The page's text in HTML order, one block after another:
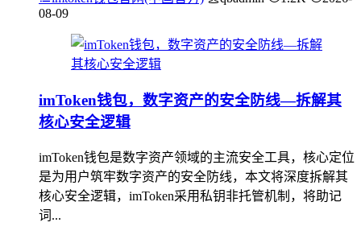
08-09
imToken钱包，数字资产的安全防线—拆解其
核心安全逻辑
imToken钱包是数字资产领域的主流安全工具，核心定位
是为用户筑牢数字资产的安全防线，本文将深度拆解其
核心安全逻辑，imToken采用私钥非托管机制，将助记
词...